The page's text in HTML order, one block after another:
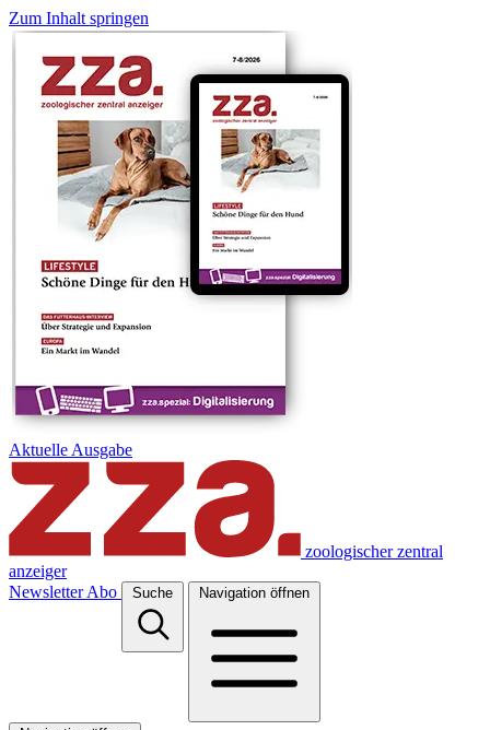
Zum Inhalt springen
Aktuelle Ausgabe
zoologischer zentral
anzeiger
Newsletter Abo Suche Navigation öffnen